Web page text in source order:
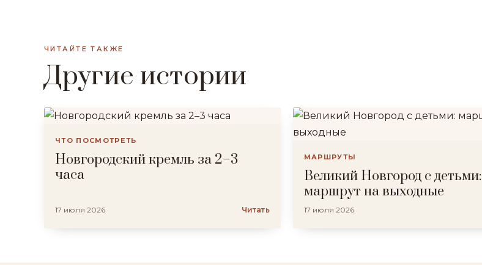
ЧИТАЙТЕ ТАКЖЕ
Другие истории
ЧТО ПОСМОТРЕТЬ
Новгородский кремль за 2–3
часа
17 июля 2026 Читать
МАРШРУТЫ
Великий Новгород с детьми:
маршрут на выходные
17 июля 2026